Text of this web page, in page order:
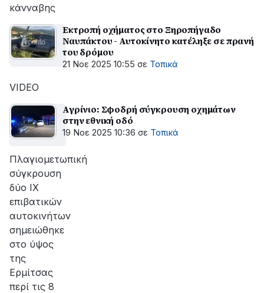
κάνναβης
Εκτροπή οχήματος στο Ξηροπήγαδο
Ναυπάκτου - Αυτοκίνητο κατέληξε σε πρανή
του δρόμου
21 Νοε 2025 10:55 σε Τοπικά
VIDEO
Αγρίνιο: Σφοδρή σύγκρουση οχημάτων
στην εθνική οδό
19 Νοε 2025 10:36 σε Τοπικά
Πλαγιομετωπική
σύγκρουση
δύο ΙΧ
επιβατικών
αυτοκινήτων
σημειώθηκε
στο ύψος
της
Ερμίτσας
περί τις 8